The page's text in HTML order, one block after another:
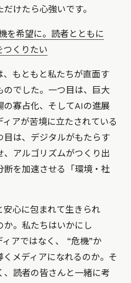
けたら心強いです。
を希望に。読者とともに
つくりたい
、もともと私たちが直面す
のでした。一つ目は、巨大
の寡占化、そしてAIの進展
アが苦境に立たされている
目は、デジタルがもたらす
アルゴリズムがつくり出
断を加速させる「環境・社
安心に包まれて生きられ
か。私たちはいかにし
アではなく、 “危機”か
メディアになれるのか。そ
読者の皆さんと一緒に考